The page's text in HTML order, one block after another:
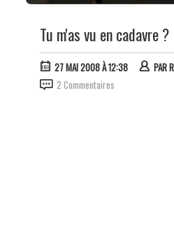
Tu m'as vu en cadavre ?
27 MAI 2008 À 12:38 PAR
2 Commentaires